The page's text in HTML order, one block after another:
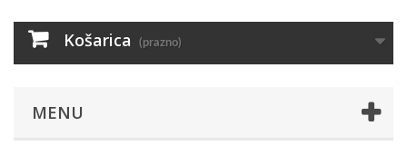
Košarica (prazno)
MENU